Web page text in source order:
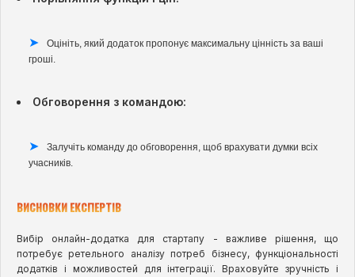
Оцініть, який додаток пропонує максимальну цінність за ваші
гроші.
Обговорення з командою:
Залучіть команду до обговорення, щоб врахувати думки всіх
учасників.
ВИСНОВКИ ЕКСПЕРТІВ
Вибір онлайн-додатка для стартапу - важливе рішення, що
потребує ретельного аналізу потреб бізнесу, функціональності
додатків і можливостей для інтеграції. Враховуйте зручність і